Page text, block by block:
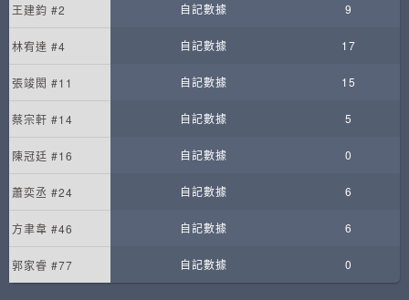
王建鈞 #2 自記數據 9
林宥達 #4 自記數據 17
張竣閎 #11 自記數據 15
蔡宗軒 #14 自記數據 5
陳冠廷 #16 自記數據 0
蕭奕丞 #24 自記數據 6
方聿韋 #46 自記數據 6
郭家睿 #77 自記數據 0